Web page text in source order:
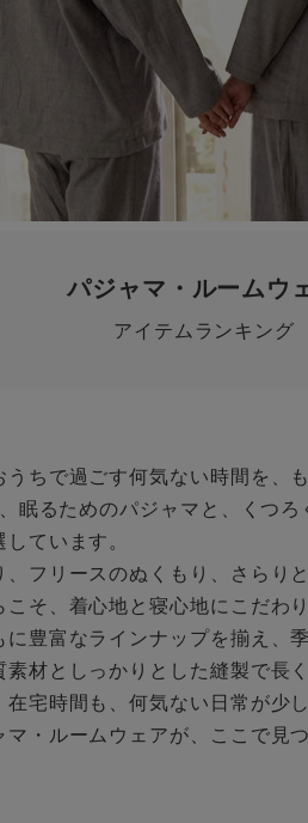
パジャマ・ルームウ
アイテムランキング
ちで過ごす何気ない時間を、
眠るためのパジャマと、くつろ
ています。
、フリースのぬくもり、さらり
そ、着心地と寝心地にこだわり
に豊富なラインナップを揃え、
材としっかりとした縫製で長
在宅時間も、何気ない日常が少
・ルームウェアが、ここで見つ